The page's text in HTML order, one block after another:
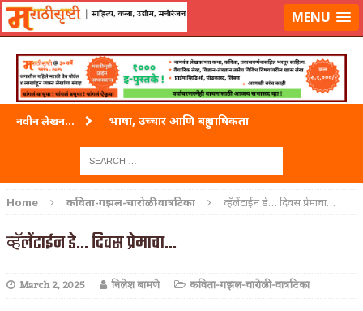
लॉग-इन करा|लेखक नोंदणी कराMENU
नवीन लेखन... भाषा, उच्चार आणि बहुभाषिकता
ताम्र – एक अफलातून धातू (COPPER)
अशी एक कविता लिहू इच्छिते
पाटलाची विहीर
Home कविता-गझल-चारोळी-वात्रटिका व्हॅलेंटाईन डे… दिवस प्रेमाचा…
व्हॅलेंटाईन डे… दिवस प्रेमाचा…
March 2, 2025 निलेश बामणे कविता-गझल-चारोळी-वात्रटिका